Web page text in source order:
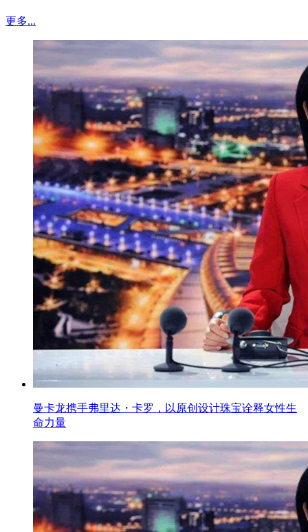
更多...
曼卡龙携手弗里达・卡罗，以原创设计珠宝诠释女性生
命力量